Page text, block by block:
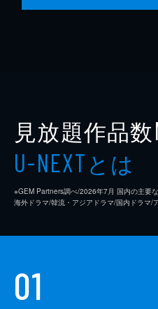
見放題作品数
U-NEXTとは
※GEM Partners調べ/2026年7⽉ 国内の主要
海外ドラマ/韓流・アジアドラマ/国内ドラマ/
01